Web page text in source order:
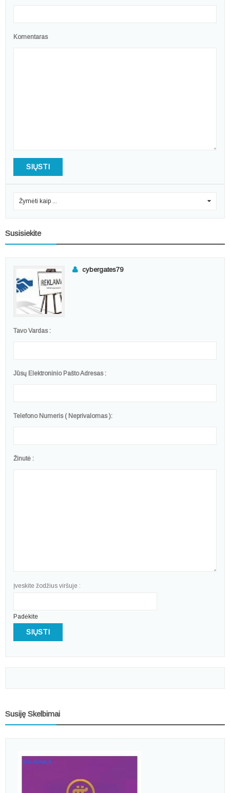
Komentaras
SIŲSTI
Žymėti kaip ...
Susisiekite
cybergates79
Tavo Vardas :
Jūsų Elektroninio Pašto Adresas :
Telefono Numeris ( Neprivalomas ):
Žinutė :
Įveskite žodžius viršuje :
Padėkite
SIŲSTI
Susiję Skelbimai